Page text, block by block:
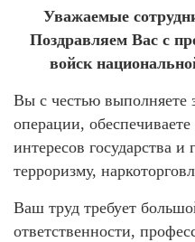
Уважаемые
Поздравляем Вас с
войск
Вы с честью выполняете
операции,
интересов государства
терроризму,
Ваш труд требует
ответственности,